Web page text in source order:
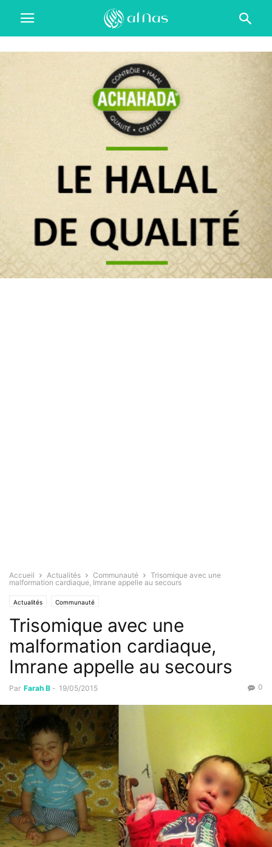
Accueil Actualités Communauté
Trisomique avec une
malformation cardiaque, Imrane appelle au secours
Actualités Communauté
Trisomique avec une
malformation cardiaque,
Imrane appelle au secours
Par Farah B - 19/05/2015 0